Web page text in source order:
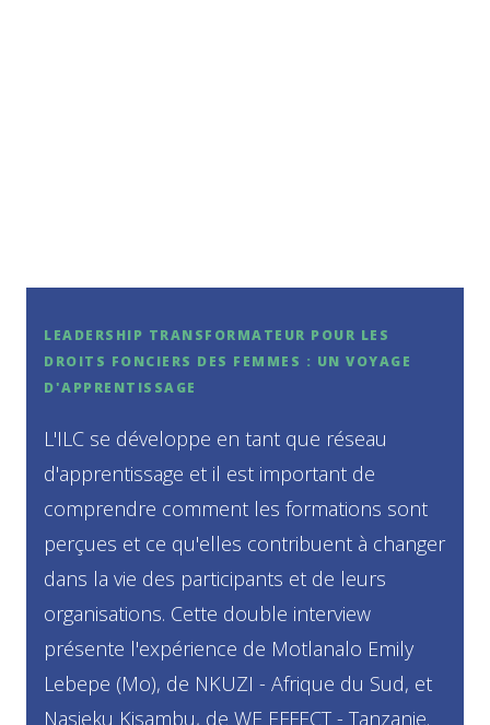
LEADERSHIP TRANSFORMATEUR POUR LES
DROITS FONCIERS DES FEMMES : UN VOYAGE
D'APPRENTISSAGE
L'ILC se développe en tant que réseau
d'apprentissage et il est important de
comprendre comment les formations sont
perçues et ce qu'elles contribuent à changer
dans la vie des participants et de leurs
organisations. Cette double interview
présente l'expérience de Motlanalo Emily
Lebepe (Mo), de NKUZI - Afrique du Sud, et
Nasieku Kisambu, de WE EFFECT - Tanzanie.